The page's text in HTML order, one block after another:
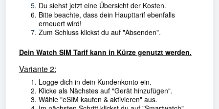
Du siehst jetzt eine Übersicht der Kosten.
Bitte beachte, dass dein Haupttarif ebenfalls
erneuert wird!
Zum Schluss klickst du auf "Absenden".
Dein Watch SIM Tarif kann in Kürze genutzt werden.
Variante 2:
Logge dich in dein Kundenkonto ein.
Klicke als Nächstes auf "Gerät hinzufügen".
Wähle "eSIM kaufen & aktivieren" aus.